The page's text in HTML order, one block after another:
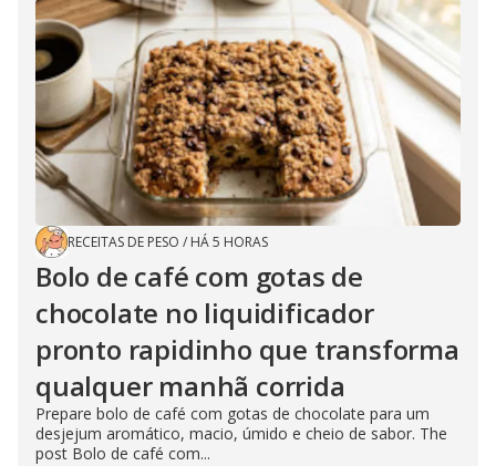
RECEITAS DE PESO / HÁ 5 HORAS
Bolo de café com gotas de
chocolate no liquidificador
pronto rapidinho que transforma
qualquer manhã corrida
Prepare bolo de café com gotas de chocolate para um
desjejum aromático, macio, úmido e cheio de sabor. The
post Bolo de café com...